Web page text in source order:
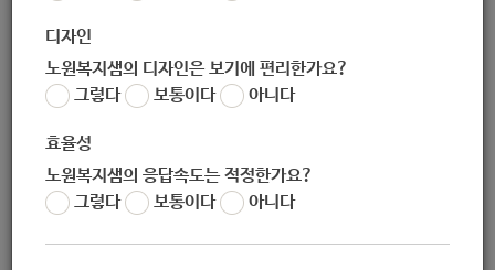
디자인
노원복지샘의 디자인은 보기에 편리한가요?
그렇다
보통이다 아니다
효율성
노원복지샘의 응답속도는 적정한가요?
그렇다
보통이다 아니다
[노원구건강가정다문화가족지원센터] 2020년 10월 노원구건강
가정다문화가족지원센터 프로그램 안내
작성자 노원 복지샘
작성일 2020-09-17 09:12